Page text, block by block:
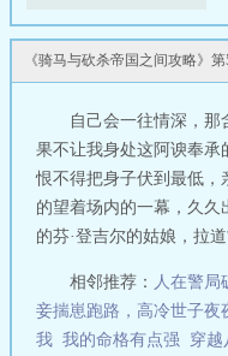
《骑马与砍杀帝国之间攻略》
自己会一往情深，
果不让我身处这阿谀奉承
恨不得把身子伏到最低，
的望着场内的一幕，久
的芬·登吉尔的姑娘，拉
相邻推荐： 人在警局
妾揣崽跑路，高冷世子夜
我 我的命格有点强 穿越